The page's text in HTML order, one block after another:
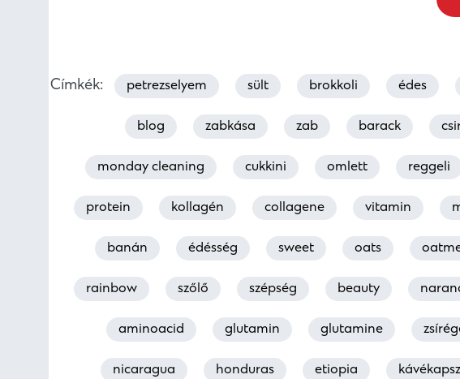
Címkék: petrezselyem sült brokkoli édes
blog zabkása zab barack
monday cleaning cukkini omlett reggeli
protein kollagén collagene vitamin
banán édésség sweet oats
rainbow szőlő szépség beauty
aminoacid glutamin glutamine
nicaragua honduras etiopia